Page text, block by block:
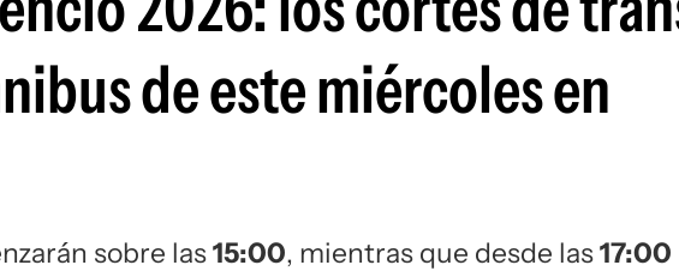
de este miércoles en
sobre las15:00, mientras que desde las17:00